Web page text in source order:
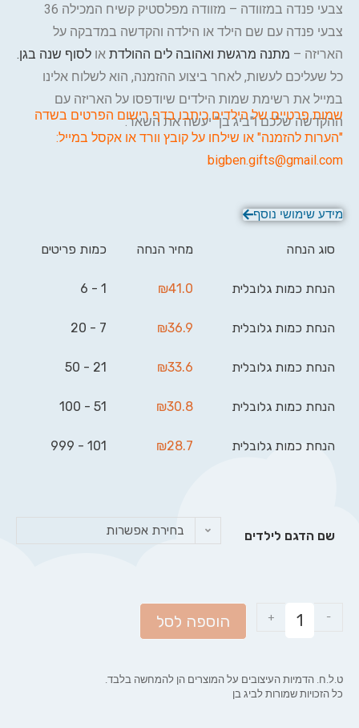
צבעי פנדה במזוודה – מזוודה מפלסטיק קשיח המכילה 36
צבעי פנדה עם שם הילד או הילדה והקדשה במדבקה על
האריזה – מתנה מרגשת ואהובה לים ההולדת או לסוף שנה בגן.
כל שעליכם לעשות, לאחר ביצוע ההזמנה, הוא לשלוח אלינו
במייל את רשימת שמות הילדים שיודפסו על האריזה עם
ההקדשה שלכם ו"ביג בן" יעשה את השאר.
שמות פרטיים של הילדים כיתבו בדף רישום הפרטים בשדה
"הערות להזמנה" או שילחו על קובץ וורד או אקסל במייל:
bigben.gifts@gmail.com
מידע שימושי נוסף
סוג הנחה מחיר הנחה כמות פריטים
הנחת כמות גלובלית ₪41.0
1 - 6
הנחת כמות גלובלית ₪36.9
7 - 20
הנחת כמות גלובלית ₪33.6
21 - 50
הנחת כמות גלובלית ₪30.8
51 - 100
הנחת כמות גלובלית ₪28.7
101 - 999
שם הדגם לילדים בחירת אפשרות
-
+ הוספה לסל
ט.ל.ח. הדמיות העיצובים על המוצרים הן להמחשה בלבד.
כל הזכויות שמורות לביג בן